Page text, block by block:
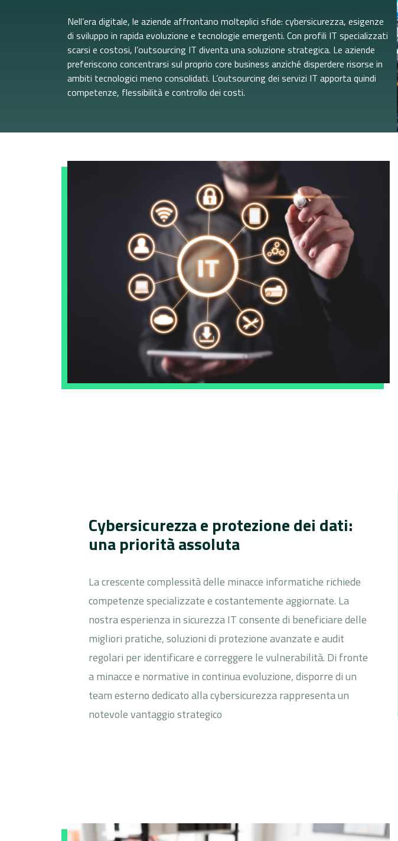
Nell’era digitale, le aziende affrontano molteplici sfide: cybersicurezza, esigenze
di sviluppo in rapida evoluzione e tecnologie emergenti. Con profili IT specializzati
scarsi e costosi, l’outsourcing IT diventa una soluzione strategica. Le aziende
preferiscono concentrarsi sul proprio core business anziché disperdere risorse in
ambiti tecnologici meno consolidati. L’outsourcing dei servizi IT apporta quindi
competenze, flessibilità e controllo dei costi.
Cybersicurezza e protezione dei dati:
una priorità assoluta
La crescente complessità delle minacce informatiche richiede
competenze specializzate e costantemente aggiornate. La
nostra esperienza in sicurezza IT consente di beneficiare delle
migliori pratiche, soluzioni di protezione avanzate e audit
regolari per identificare e correggere le vulnerabilità. Di fronte
a minacce e normative in continua evoluzione, disporre di un
team esterno dedicato alla cybersicurezza rappresenta un
notevole vantaggio strategico